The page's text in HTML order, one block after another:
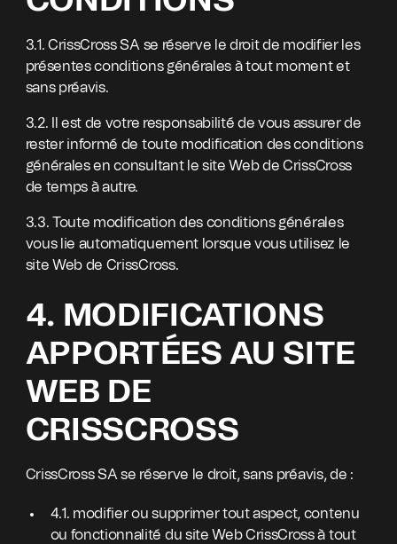
3.1. CrissCross SA se réserve le droit de modifier les
présentes conditions générales à tout moment et
sans préavis.
3.2. Il est de votre responsabilité de vous assurer de
rester informé de toute modification des conditions
générales en consultant le site Web de CrissCross
de temps à autre.
3.3. Toute modification des conditions générales
vous lie automatiquement lorsque vous utilisez le
site Web de CrissCross.
4. MODIFICATIONS
APPORTÉES AU SITE
WEB DE
CRISSCROSS
CrissCross SA se réserve le droit, sans préavis, de :
4.1. modifier ou supprimer tout aspect, contenu
ou fonctionnalité du site Web CrissCross à tout